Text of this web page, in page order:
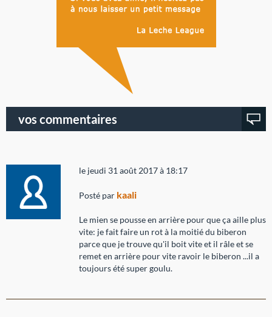
vos commentaires
le jeudi 31 août 2017 à 18:17
Posté par kaali
Le mien se pousse en arrière pour que ça aille plus
vite: je fait faire un rot à la moitié du biberon
parce que je trouve qu'il boit vite et il râle et se
remet en arrière pour vite ravoir le biberon ...il a
toujours été super goulu.